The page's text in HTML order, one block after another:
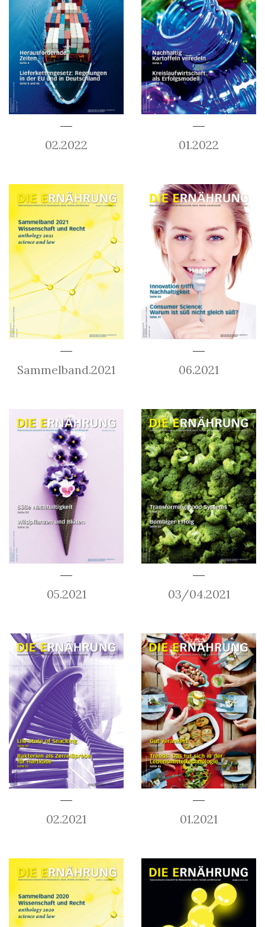
02.2022 01.2022
Sammelband.2021 06.2021
05.2021 03/04.2021
02.2021 01.2021